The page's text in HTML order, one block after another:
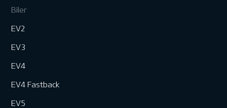
Biler
EV2
EV3
EV4
EV4 Fastback
EV5